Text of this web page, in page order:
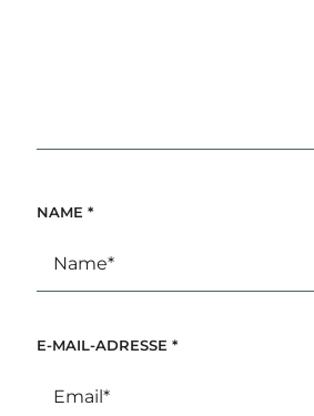
NAME *
E-MAIL-ADRESSE *